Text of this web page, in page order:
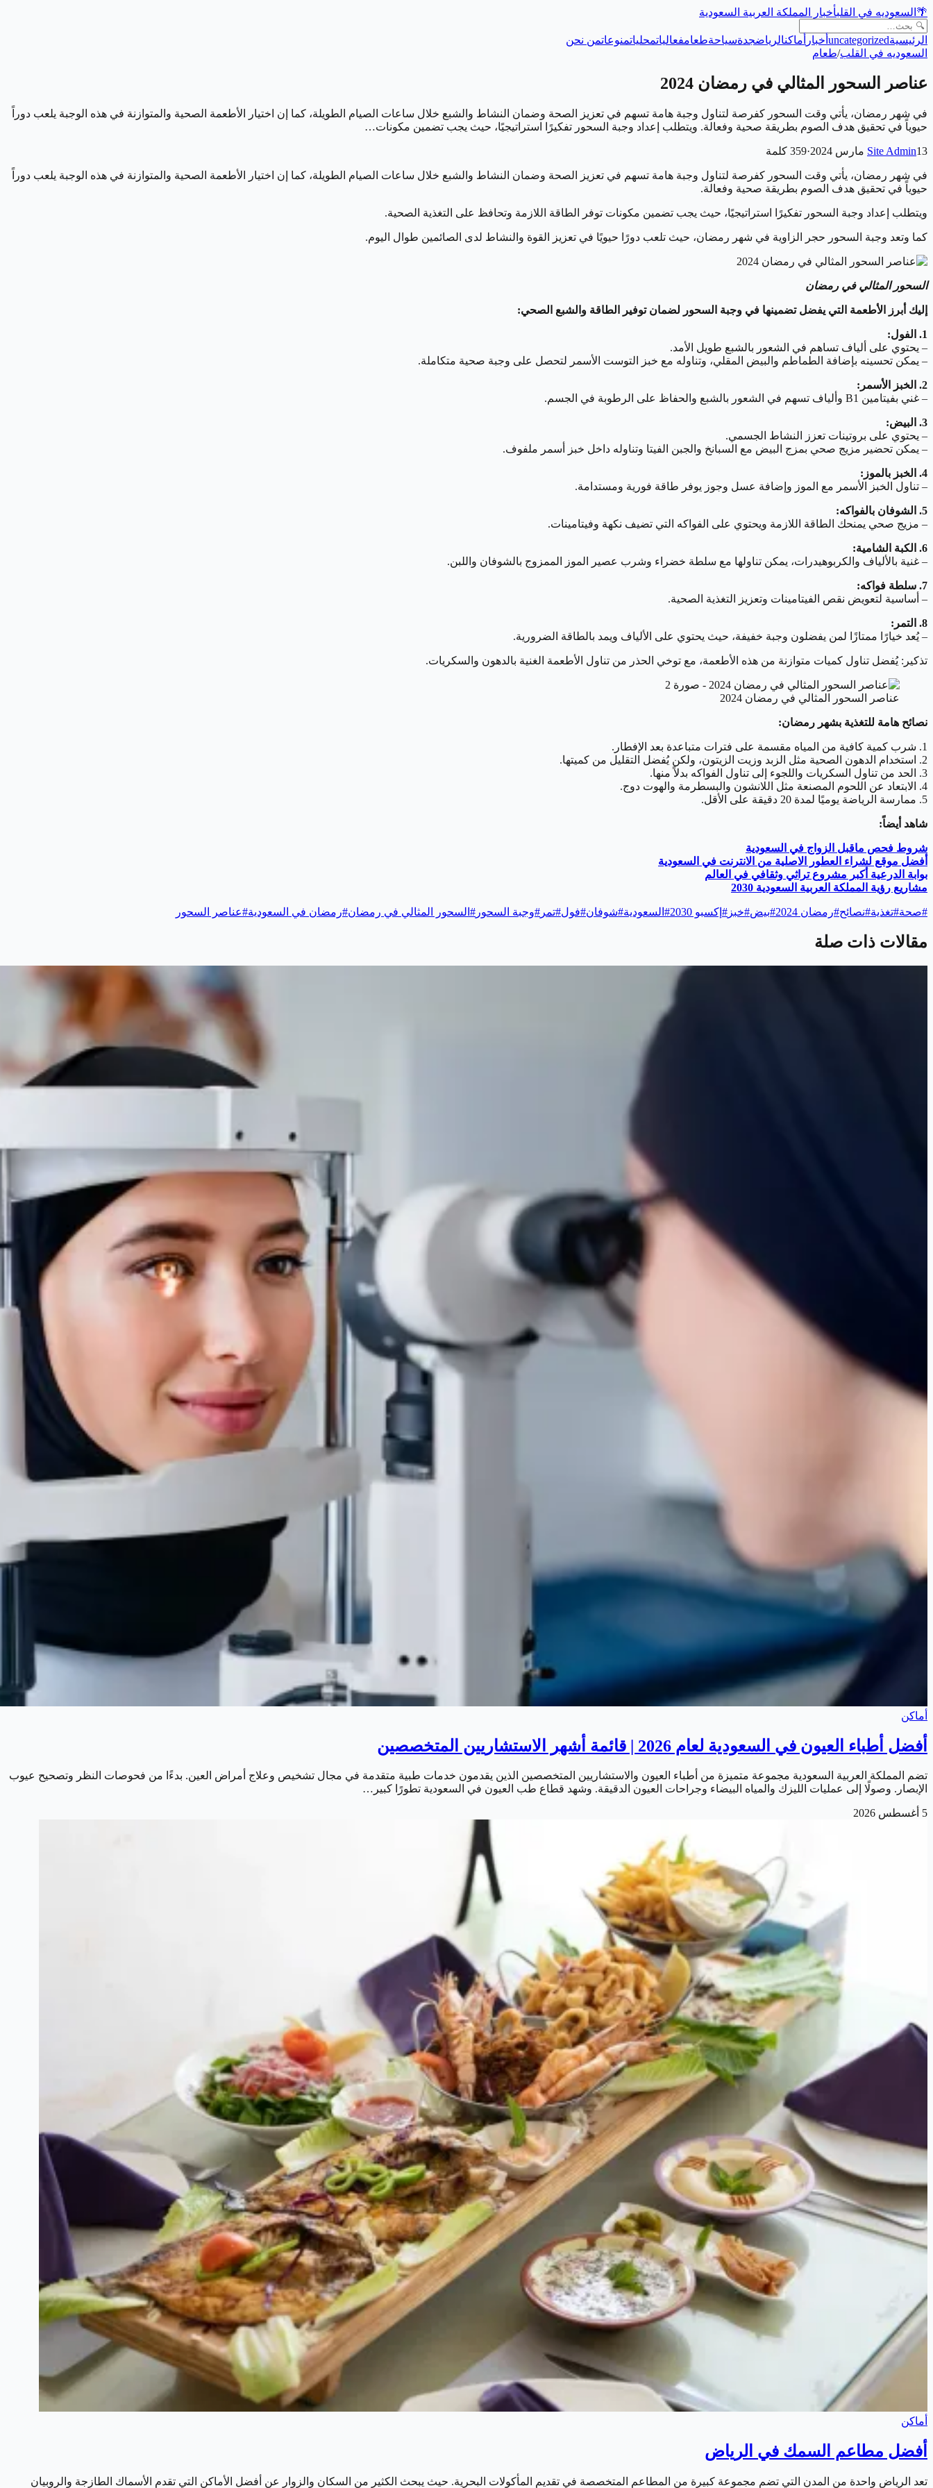
🌴 السعوديه في القلبأخبار المملكة العربية السعودية
الرئيسيةuncategorized أخبار أماكنالرياضجدةسياحةطعامفعالياتمحلياتمنوعاتمن نحن
السعوديه في القلب/طعام
عناصر السحور المثالي في رمضان 2024
في شهر رمضان، يأتي وقت السحور كفرصة لتناول وجبة هامة تسهم في تعزيز الصحة وضمان النشاط والشبع خلال ساعات الصيام الطويلة، كما إن اختيار الأطعمة الصحية والمتوازنة في هذه الوجبة يلعب دوراً
حيوياً في تحقيق هدف الصوم بطريقة صحية وفعالة. ويتطلب إعداد وجبة السحور تفكيرًا استراتيجيًا، حيث يجب تضمين مكونات…
Site Admin13 مارس 2024 ·
359 كلمة
في شهر رمضان، يأتي وقت السحور كفرصة لتناول وجبة هامة تسهم في تعزيز الصحة وضمان النشاط والشبع خلال ساعات الصيام الطويلة، كما إن اختيار الأطعمة الصحية والمتوازنة في هذه الوجبة يلعب دوراً
حيوياً في تحقيق هدف الصوم بطريقة صحية وفعالة.
ويتطلب إعداد وجبة السحور تفكيرًا استراتيجيًا، حيث يجب تضمين مكونات توفر الطاقة اللازمة وتحافظ على التغذية الصحية.
كما وتعد وجبة السحور حجر الزاوية في شهر رمضان، حيث تلعب دورًا حيويًا في تعزيز القوة والنشاط لدى الصائمين طوال اليوم.
السحور المثالي في رمضان
إليك أبرز الأطعمة التي يفضل تضمينها في وجبة السحور لضمان توفير الطاقة والشبع الصحي:
1. الفول:
– يحتوي على ألياف تساهم في الشعور بالشبع طويل الأمد.
– يمكن تحسينه بإضافة الطماطم والبيض المقلي، وتناوله مع خبز التوست الأسمر لتحصل على وجبة صحية متكاملة.
2. الخبز الأسمر:
– غني بفيتامين B1 وألياف تسهم في الشعور بالشبع والحفاظ على الرطوبة في الجسم.
3. البيض:
– يحتوي على بروتينات تعزز النشاط الجسمي.
– يمكن تحضير مزيج صحي بمزج البيض مع السبانخ والجبن الفيتا وتناوله داخل خبز أسمر ملفوف.
4. الخبز بالموز:
– تناول الخبز الأسمر مع الموز وإضافة عسل وجوز يوفر طاقة فورية ومستدامة.
5. الشوفان بالفواكه:
– مزيج صحي يمنحك الطاقة اللازمة ويحتوي على الفواكه التي تضيف نكهة وفيتامينات.
6. الكبة الشامية:
– غنية بالألياف والكربوهيدرات، يمكن تناولها مع سلطة خضراء وشرب عصير الموز الممزوج بالشوفان واللبن.
7. سلطة فواكه:
– أساسية لتعويض نقص الفيتامينات وتعزيز التغذية الصحية.
8. التمر:
– يُعد خيارًا ممتازًا لمن يفضلون وجبة خفيفة، حيث يحتوي على الألياف ويمد بالطاقة الضرورية.
تذكير: يُفضل تناول كميات متوازنة من هذه الأطعمة، مع توخي الحذر من تناول الأطعمة الغنية بالدهون والسكريات.
عناصر السحور المثالي في رمضان 2024
نصائح هامة للتغذية بشهر رمضان:
1. شرب كمية كافية من المياه مقسمة على فترات متباعدة بعد الإفطار.
2. استخدام الدهون الصحية مثل الزبد وزيت الزيتون، ولكن يُفضل التقليل من كميتها.
3. الحد من تناول السكريات واللجوء إلى تناول الفواكه بدلاً منها.
4. الابتعاد عن اللحوم المصنعة مثل اللانشون والبسطرمة والهوت دوج.
5. ممارسة الرياضة يوميًا لمدة 20 دقيقة على الأقل.
شاهد أيضاً:
شروط فحص ماقبل الزواج في السعودية
أفضل موقع لشراء العطور الاصلية من الانترنت في السعودية
بوابة الدرعية أكبر مشروع تراثي وثقافي في العالم
مشاريع رؤية المملكة العربية السعودية 2030
#صحة#تغذية#نصائح#رمضان 2024 #بيض#خبز # إكسبو 2030 # السعودية#شوفان#فول#تمر #وجبة السحور # السحور المثالي في رمضان#رمضان في السعودية#عناصر السحور
مقالات ذات صلة
أماكن
أفضل أطباء العيون في السعودية لعام 2026 | قائمة أشهر الاستشاريين المتخصصين
تضم المملكة العربية السعودية مجموعة متميزة من أطباء العيون والاستشاريين المتخصصين الذين يقدمون خدمات طبية متقدمة في مجال تشخيص وعلاج أمراض العين. بدءًا من فحوصات النظر وتصحيح عيوب
الإبصار. وصولًا إلى عمليات الليزك والمياه البيضاء وجراحات العيون الدقيقة. وشهد قطاع طب العيون في السعودية تطورًا كبير…
5 أغسطس 2026
أماكن
أفضل مطاعم السمك في الرياض
تعد الرياض واحدة من المدن التي تضم مجموعة كبيرة من المطاعم المتخصصة في تقديم المأكولات البحرية. حيث يبحث الكثير من السكان والزوار عن أفضل الأماكن التي تقدم الأسماك الطازجة والروبيان